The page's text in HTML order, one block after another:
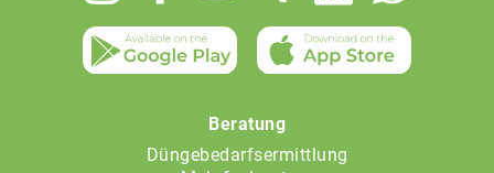
Beratung
Düngebedarfsermittlung